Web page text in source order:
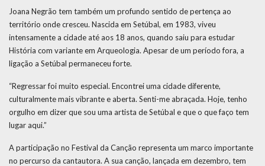
Joana Negrão tem também um profundo sentido de pertença ao
território onde cresceu. Nascida em Setúbal, em 1983, viveu
intensamente a cidade até aos 18 anos, quando saiu para estudar
História com variante em Arqueologia. Apesar de um período fora, a
ligação a Setúbal permaneceu forte.
“Regressar foi muito especial. Encontrei uma cidade diferente,
culturalmente mais vibrante e aberta. Senti-me abraçada. Hoje, tenho
orgulho em dizer que sou uma artista de Setúbal e que o que faço tem
lugar aqui.”
A participação no Festival da Canção representa um marco importante
no percurso da cantautora. A sua canção, lançada em dezembro, tem